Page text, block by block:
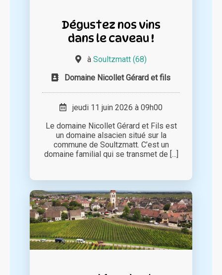
Dégustez nos vins
dans le caveau !
à Soultzmatt (68)
Domaine Nicollet Gérard et fils
jeudi 11 juin 2026 à 09h00
Le domaine Nicollet Gérard et Fils est
un domaine alsacien situé sur la
commune de Soultzmatt. C’est un
domaine familial qui se transmet de [...]